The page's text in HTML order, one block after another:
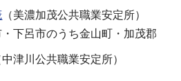
（美濃加茂公共職業安定所）
下呂市のうち金山町・加茂郡
中津川公共職業安定所）